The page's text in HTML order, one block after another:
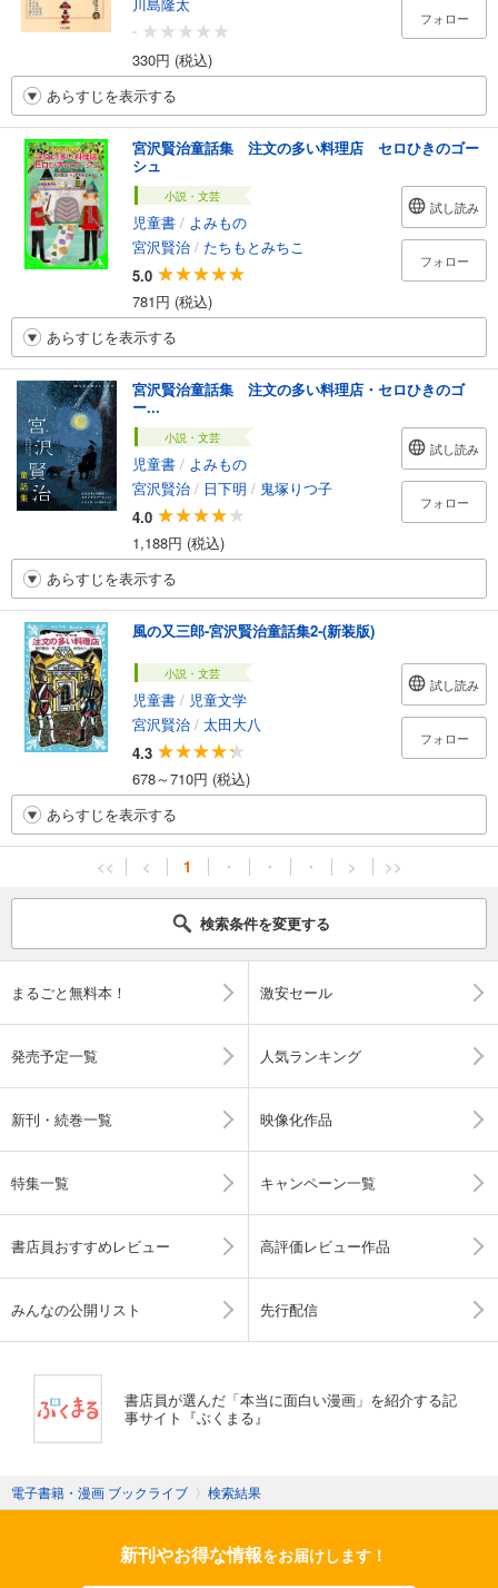
-
330円 (税込)
フォロー
あらすじを表示する
宮沢賢治童話集 注文の多い料理店 セロひきのゴー
シュ
小説・文芸
児童書 / よみもの
宮沢賢治 / たちもとみちこ
5.0
781円 (税込)
試し読み
フォロー
あらすじを表示する
宮沢賢治童話集 注文の多い料理店・セロひきのゴ
ー...
小説・文芸
児童書 / よみもの
宮沢賢治 / 日下明 / 鬼塚りつ子
4.0
1,188円 (税込)
試し読み
フォロー
あらすじを表示する
風の又三郎-宮沢賢治童話集2-(新装版)
小説・文芸
児童書 / 児童文学
宮沢賢治 / 太田大八
4.3
678～710円 (税込)
試し読み
フォロー
あらすじを表示する
<< < 1 ・ ・ ・ > >>
検索条件を変更する
まるごと無料本！ 激安セール
発売予定一覧 人気ランキング
新刊・続巻一覧 映像化作品
特集一覧 キャンペーン一覧
書店員おすすめレビュー 高評価レビュー作品
みんなの公開リスト 先行配信
書店員が選んだ「本当に面白い漫画」を紹介する記
事サイト『ぶくまる』
電子書籍・漫画 ブックライブ 〉 検索結果
新刊やお得な情報をお届けします！